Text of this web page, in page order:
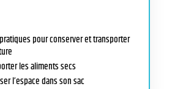
pour conserver et transporter
les aliments secs
l’espace dans son sac